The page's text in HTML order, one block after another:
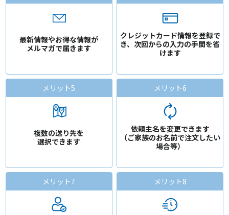
最新情報やお得な情報が
メルマガで届きます
クレジットカード情報を登録で
き、 次回からの入力の手間を省
けます
メリット5
複数の送り先を
選択できます
メリット6
依頼主名を変更できます
（ご家族のお名前で注文したい
場合等）
メリット7 メリット8